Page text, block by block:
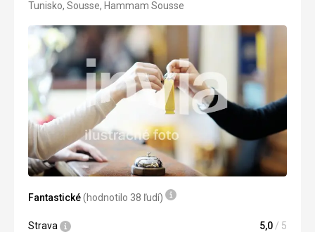
4/5
Tunisko, Sousse, Hammam Sousse
Fantastické(hodnotilo 38 ľudí)
Strava 5,0 / 5